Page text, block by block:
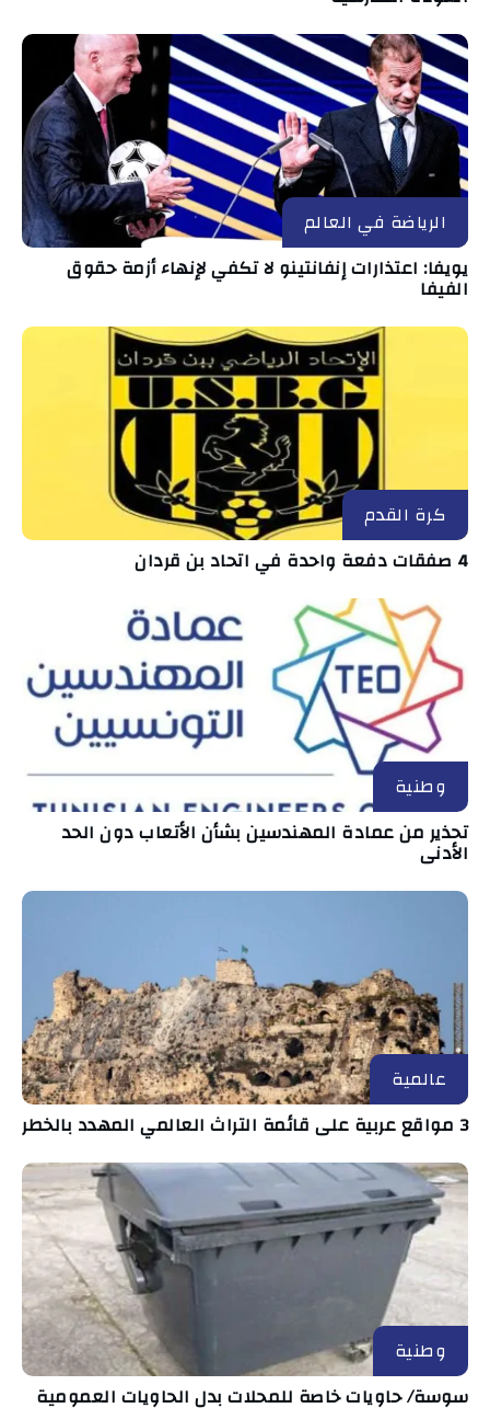
الرياضة في العالم
يويفا: اعتذارات إنفانتينو لا تكفي لإنهاء أزمة حقوق
الفيفا
كرة القدم
4 صفقات دفعة واحدة في اتحاد بن قردان
وطنية
تحذير من عمادة المهندسين بشأن الأتعاب دون الحد
الأدنى
عالمية
3 مواقع عربية على قائمة التراث العالمي المهدد بالخطر
وطنية
سوسة/ حاويات خاصة للمحلات بدل الحاويات العمومية